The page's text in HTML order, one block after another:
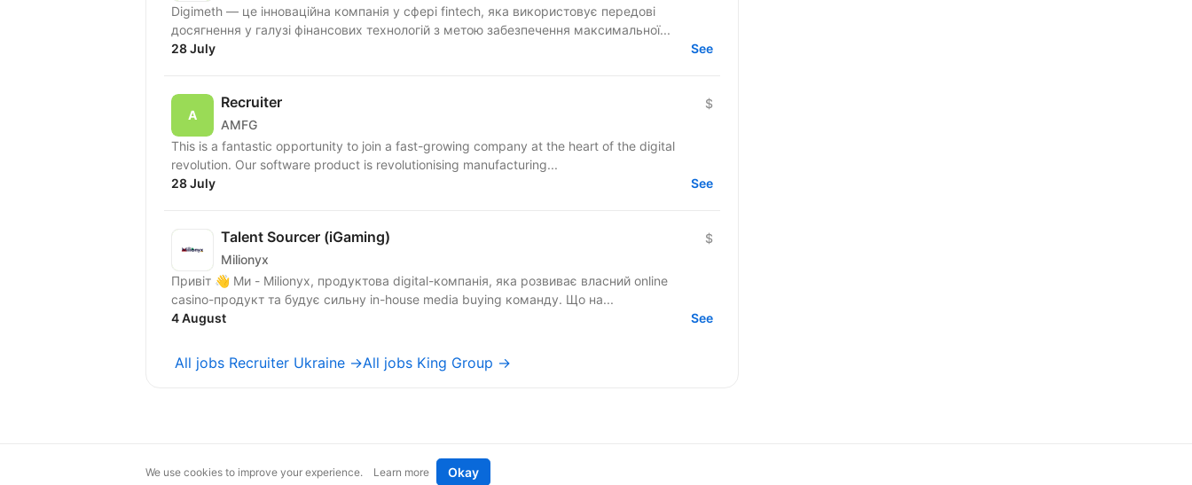
Digimeth — це інноваційна компанія у сфері fintech, яка використовує передові
досягнення у галузі фінансових технологій з метою забезпечення максимальної...
28 July
See
Recruiter
AMFG
$
This is a fantastic opportunity to join a fast-growing company at the heart of the digital
revolution. Our software product is revolutionising manufacturing...
28 July
See
Talent Sourcer (iGaming)
Milionyx
$
Привіт 👋 Ми - Milionyx, продуктова digital-компанія, яка розвиває власний online
casino-продукт та будує сильну in-house media buying команду. Що на...
4 August
See
All jobs Recruiter Ukraine →All jobs King Group →
magic@djinni.co Terms of Use Suggest an idea Remote tech jobs in Europe
We use cookies to improve your experience. Learn more Okay